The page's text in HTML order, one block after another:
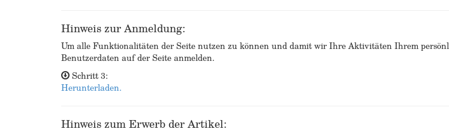
Hinweis zur Anmeldung:
Um alle Funktionalitäten der Seite nutzen zu können und damit wir Ihre Aktivitäten Ihrem
Benutzerdaten auf der Seite anmelden.
Schritt 3:
Herunterladen.
Hinweis zum Erwerb der Artikel: